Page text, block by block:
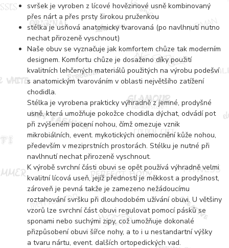
svršek je vyroben z lícové hovězinové usně kombinovaný
přes nárt a přes prsty širokou pruženkou
stélka je usňová anatomicky tvarovaná (po navlhnutí nutno
nechat přirozeně vyschnout)
Naše obuv se vyznačuje jak komfortem chůze tak moderním
designem. Komfortu chůze je dosaženo díky použití
kvalitních lehčených materiálů použitých na výrobu podešví
s anatomickým tvarováním v oblasti největšího zatížení
chodidla.
Stélka je vyrobena prakticky výhradně z jemné, prodyšné
usně, která umožňuje pokožce chodidla dýchat, odvádí pot
při zvýšeném pocení nohou, čímž omezuje vznik
mikrobiálních, event. mykotických onemocnění kůže nohou,
především v meziprstních prostorách. Stélku je nutné při
navlhnutí nechat přirozeně vyschnout.
K výrobě svrchní části obuvi se opět používá výhradně velmi
kvalitní lícová useň, jejíž předností je měkkost a prodyšnost,
zároveň je pevná takže je zamezeno nežádoucímu
roztahování svršku při dlouhodobém užívání obuvi. U většiny
vzorů lze svrchní část obuvi regulovat pomocí pásků se
sponami nebo suchými zipy, což umožňuje dokonalé
přizpůsobení obuvi šířce nohy, a to i u nestandartní výšky
a tvaru nártu, event. dalších ortopedických vad.